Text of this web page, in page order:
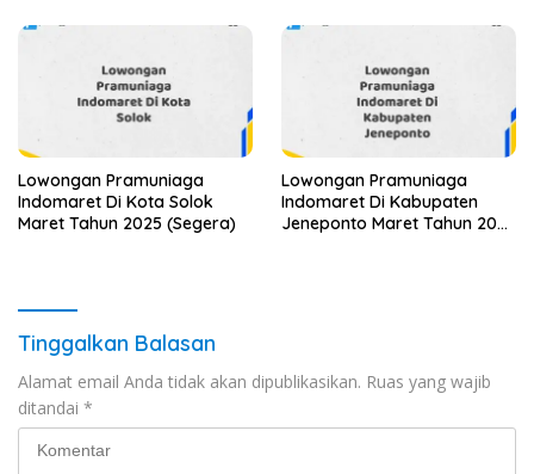
Lowongan Pramuniaga
Indomaret Di Kota Solok
Maret Tahun 2025 (Segera)
Lowongan Pramuniaga
Indomaret Di Kabupaten
Jeneponto Maret Tahun 2025
Tinggalkan Balasan
Alamat email Anda tidak akan dipublikasikan. Ruas yang wajib
ditandai *